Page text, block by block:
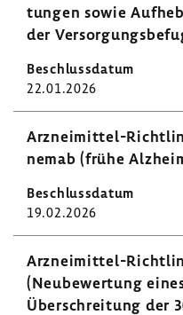
tungen sowie
der
22.01.2026
Arzneimittel-​​​​
nemab (frühe
19.02.2026
Arzneimittel-​​​​
(Neube­wer­tung
Über­schrei­tung der